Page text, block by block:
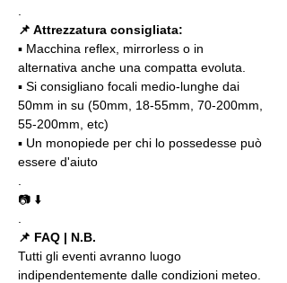
📌 Attrezzatura consigliata:
▪️ Macchina reflex, mirrorless o in
alternativa anche una compatta evoluta.
▪️ Si consigliano focali medio-lunghe dai
50mm in su (50mm, 18-55mm, 70-200mm,
55-200mm, etc)
▪️ Un monopiede per chi lo possedesse può
essere d'aiuto
📷 ⬇️
📌 FAQ | N.B.
Tutti gli eventi avranno luogo
indipendentemente dalle condizioni meteo.